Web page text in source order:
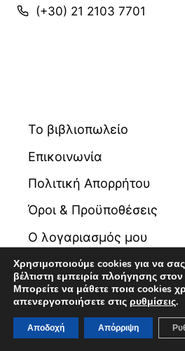
(+30) 21 2103 7701
Το βιβλιοπωλείο
Επικοινωνία
Πολιτική Απορρήτου
Όροι & Προϋποθέσεις
Ο λογαριασμός μου
Χρησιμοποιούμε cookies για να
βέλτιστη εμπειρία πλοήγησης
Μπορείτε να μάθετε ποια cookies
απενεργοποιήσετε στις ρυθμίσεις.
Αποδοχή Απόρριψη